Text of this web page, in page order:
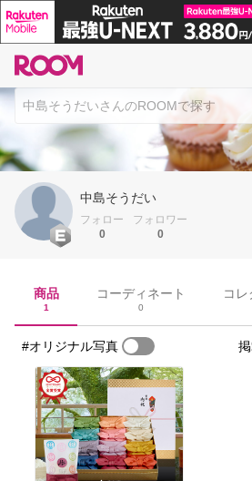
中島そうだい
フォロー
0
フォロワー
0
商品
1
コーディネート
0
コレ
#オリジナル写真